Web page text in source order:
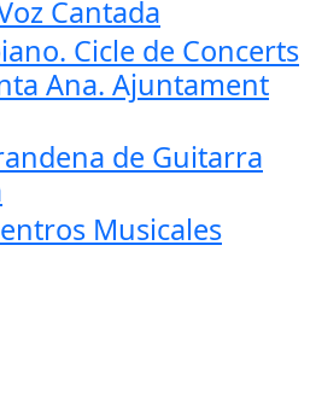
Cantada
Cicle de Concerts
Ana. Ajuntament
de Guitarra
Musicales